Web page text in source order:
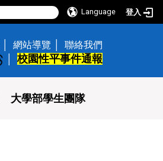
Language 登入
網站導覽
聯絡我們
校園性平事件通報
大學部學生團隊